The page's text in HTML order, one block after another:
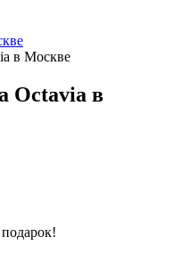
в Москве
Octavia в